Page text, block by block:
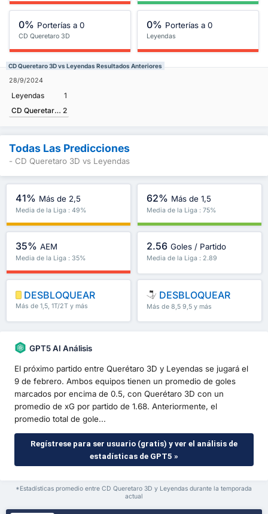
0% Porterías a 0
CD Queretaro 3D
0% Porterías a 0
Leyendas
CD Queretaro 3D vs Leyendas Resultados Anteriores
28/9/2024
Leyendas
1
CD Queretaro 3D 2
Todas Las Predicciones
- CD Queretaro 3D vs Leyendas
41% Más de 2,5
Media de la Liga : 49%
62% Más de 1,5
Media de la Liga : 75%
35% AEM
Media de la Liga : 35%
2.56 Goles / Partido
Media de la Liga : 2.89
DESBLOQUEAR
Más de 1,5, 1T/2T y más
DESBLOQUEAR
Más de 8,5 9,5 y más
GPT5 AI Análisis
El próximo partido entre Querétaro 3D y Leyendas se jugará el
9 de febrero. Ambos equipos tienen un promedio de goles
marcados por encima de 0.5, con Querétaro 3D con un
promedio de xG por partido de 1.68. Anteriormente, el
promedio total de gole...
Regístrese para ser usuario (gratis) y ver el análisis de
estadísticas de GPT5 »
*Estadísticas promedio entre CD Queretaro 3D y Leyendas durante la temporada
actual